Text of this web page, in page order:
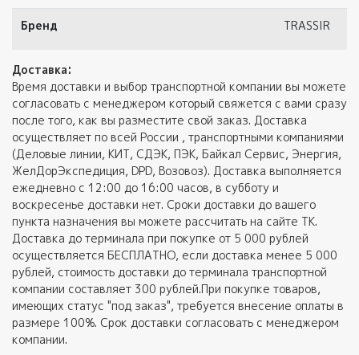
Бренд TRASSIR
Доставка:
Время доставки и выбор транспортной компании вы можете
согласовать с менеджером который свяжется с вами сразу
после того, как вы разместите свой заказ. Доставка
осуществляет по всей России , транспортными компаниями
(Деловые линии, КИТ, СДЭК, ПЭК, Байкал Сервис, Энергия,
ЖелДорЭкспедиция, DPD, Возовоз). Доставка выполняется
ежедневно с 12:00 до 16:00 часов, в субботу и
воскресенье доставки нет. Сроки доставки до вашего
пункта назначения вы можете рассчитать на сайте ТК.
Доставка до терминала при покупке от 5 000 рублей
осуществляется БЕСПЛАТНО, если доставка менее 5 000
рублей, стоимость доставки до терминала транспортной
компании составляет 300 рублей.При покупке товаров,
имеющих статус "под заказ", требуется внесение оплаты в
размере 100%. Срок доставки согласовать с менеджером
компании.